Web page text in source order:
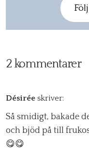
2 kommentarer
Désirée skriver:
Så smidigt, bakade
och bjöd på till
😋😋